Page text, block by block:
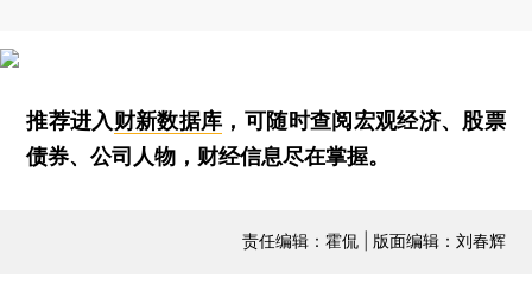
推荐进入财新数据库 ，可随时查阅宏观经济、股票
债券、公司人物，财经信息尽在掌握。
责任编辑：霍侃 | 版面编辑：刘春辉